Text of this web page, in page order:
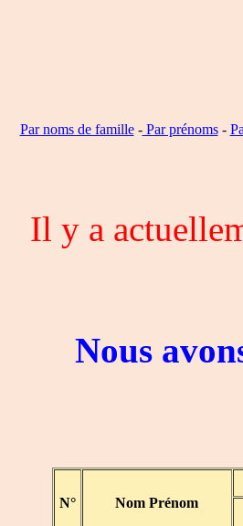
Par noms de famille-Par prénoms-
Il y a
Nous
N° Nom Prénom